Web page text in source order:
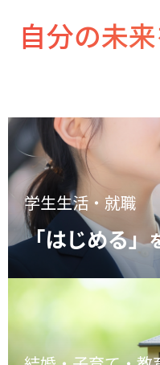
自分の未
学生生活・就職
「はじめる」